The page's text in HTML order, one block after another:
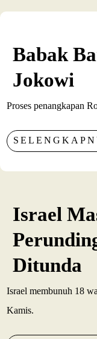
Babak
Jokowi
Proses penangkapan
Israel
Ditunda
Israel membunuh 18
Kamis.